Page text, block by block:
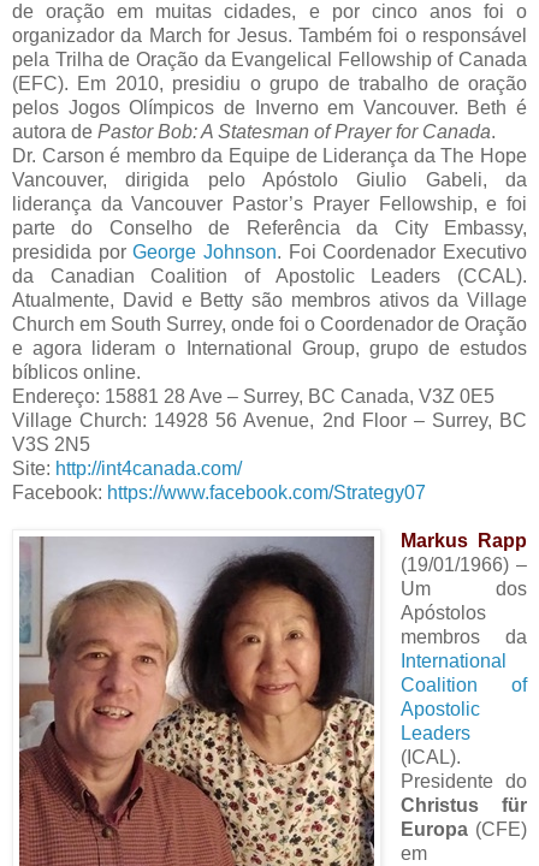
de oração em muitas cidades, e por cinco anos foi o
organizador da March for Jesus. Também foi o responsável
pela Trilha de Oração da Evangelical Fellowship of Canada
(EFC). Em 2010, presidiu o grupo de trabalho de oração
pelos Jogos Olímpicos de Inverno em Vancouver. Beth é
autora de Pastor Bob: A Statesman of Prayer for Canada.
Dr. Carson é membro da Equipe de Liderança da The Hope
Vancouver, dirigida pelo Apóstolo Giulio Gabeli, da
liderança da Vancouver Pastor’s Prayer Fellowship, e foi
parte do Conselho de Referência da City Embassy,
presidida porGeorge Johnson. Foi Coordenador Executivo
da Canadian Coalition of Apostolic Leaders (CCAL).
Atualmente, David e Betty são membros ativos da Village
Church em South Surrey, onde foi o Coordenador de Oração
e agora lideram o International Group, grupo de estudos
bíblicos online.
Endereço: 15881 28 Ave – Surrey, BC Canada, V3Z 0E5
Village Church: 14928 56 Avenue, 2nd Floor – Surrey, BC
V3S 2N5
Site: http://int4canada.com/
Facebook: https://www.facebook.com/Strategy07
Markus Rapp
(19/01/1966) –
Um dos
Apóstolos
membros da
International
Coalition of
Apostolic
Leaders
(ICAL).
Presidente do
Christus für
Europa(CFE)
em